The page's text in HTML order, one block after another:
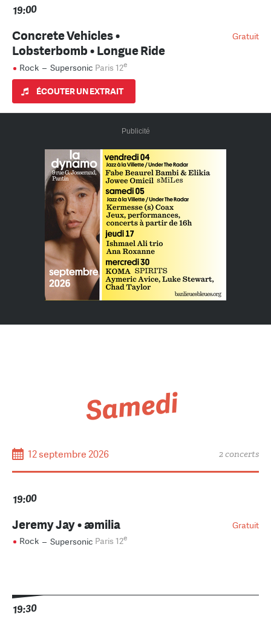
19:00
Gratuit
Concrete Vehicles •
Lobsterbomb • Longue Ride
Rock – Supersonic Paris 12e
ÉCOUTER UN EXTRAIT
Publicité
Samedi
12 septembre 2026 2 concerts
19:00
Gratuit
Jeremy Jay • æmilia
Rock – Supersonic Paris 12e
19:30